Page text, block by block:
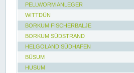
PELLWORM ANLEGER
WITTDÜN
BORKUM FISCHERBALJE
BORKUM SÜDSTRAND
HELGOLAND SÜDHAFEN
BÜSUM
HUSUM